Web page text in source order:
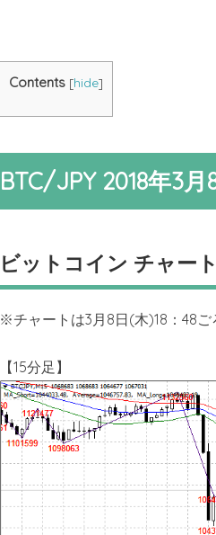
Contents [hide]
BTC/JPY 2018年3
ビットコイン チャー
※チャートは3月8日(木)18：48ご
【15分足】